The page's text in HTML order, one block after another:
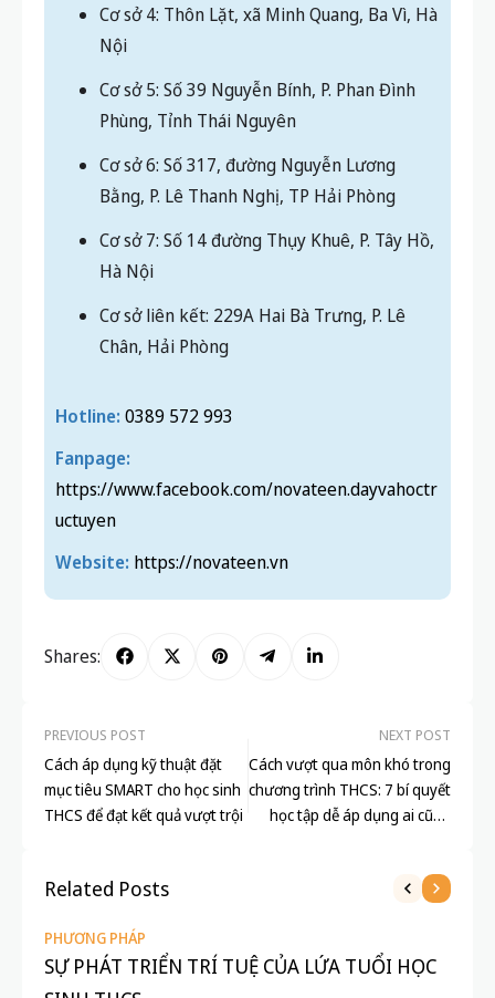
Cơ sở 4: Thôn Lặt, xã Minh Quang, Ba Vì, Hà
Nội
Cơ sở 5: Số 39 Nguyễn Bính, P. Phan Đình
Phùng, Tỉnh Thái Nguyên
Cơ sở 6: Số 317, đường Nguyễn Lương
Bằng, P. Lê Thanh Nghị, TP Hải Phòng
Cơ sở 7: Số 14 đường Thụy Khuê, P. Tây Hồ,
Hà Nội
Cơ sở liên kết: 229A Hai Bà Trưng, P. Lê
Chân, Hải Phòng
Hotline: 0389 572 993
Fanpage:
https://www.facebook.com/novateen.dayvahoctr
uctuyen
Website: https://novateen.vn
Shares:
PREVIOUS POST
Cách áp dụng kỹ thuật đặt
mục tiêu SMART cho học sinh
THCS để đạt kết quả vượt trội
NEXT POST
Cách vượt qua môn khó trong
chương trình THCS: 7 bí quyết
học tập dễ áp dụng ai cũng
Related Posts
PHƯƠNG PHÁP
SỰ PHÁT TRIỂN TRÍ TUỆ CỦA LỨA TUỔI HỌC